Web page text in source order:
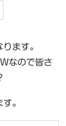
ます。
なので皆さ
。